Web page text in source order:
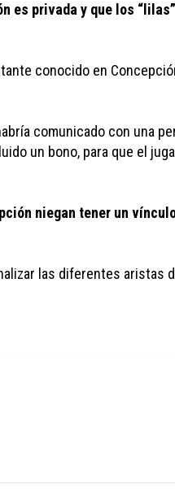
es privada y que los
conocido en
comunicado con una
un bono, para que el
niegan tener un
las diferentes aristas